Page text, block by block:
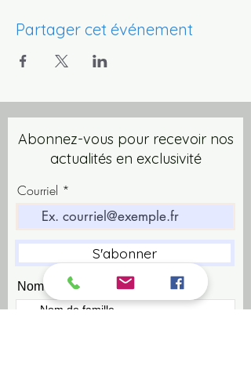
Partager cet événement
Abonnez-vous pour recevoir nos
actualités en exclusivité
Courriel
S'abonner
Nom de famille